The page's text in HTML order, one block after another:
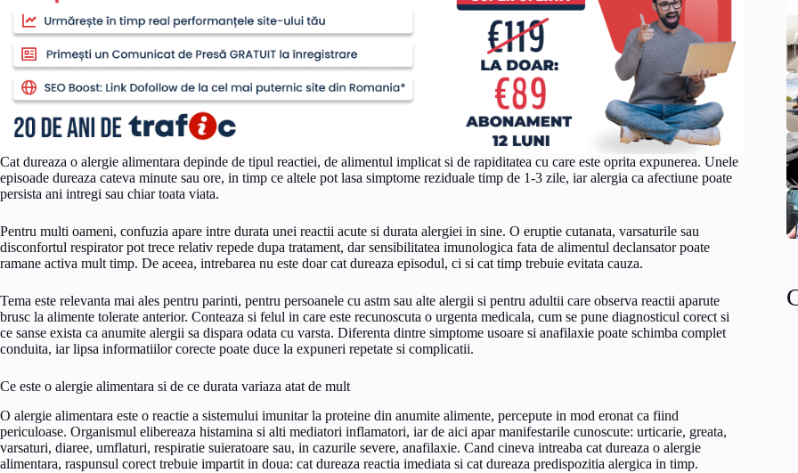
Cat dureaza o alergie alimentara depinde de tipul reactiei, de alimentul implicat si de rapiditatea cu care este oprita expunerea. Unele
episoade dureaza cateva minute sau ore, in timp ce altele pot lasa simptome reziduale timp de 1-3 zile, iar alergia ca afectiune poate
persista ani intregi sau chiar toata viata.
Pentru multi oameni, confuzia apare intre durata unei reactii acute si durata alergiei in sine. O eruptie cutanata, varsaturile sau
disconfortul respirator pot trece relativ repede dupa tratament, dar sensibilitatea imunologica fata de alimentul declansator poate
ramane activa mult timp. De aceea, intrebarea nu este doar cat dureaza episodul, ci si cat timp trebuie evitata cauza.
Tema este relevanta mai ales pentru parinti, pentru persoanele cu astm sau alte alergii si pentru adultii care observa reactii aparute
brusc la alimente tolerate anterior. Conteaza si felul in care este recunoscuta o urgenta medicala, cum se pune diagnosticul corect si
ce sanse exista ca anumite alergii sa dispara odata cu varsta. Diferenta dintre simptome usoare si anafilaxie poate schimba complet
conduita, iar lipsa informatiilor corecte poate duce la expuneri repetate si complicatii.
Ce este o alergie alimentara si de ce durata variaza atat de mult
O alergie alimentara este o reactie a sistemului imunitar la proteine din anumite alimente, percepute in mod eronat ca fiind
periculoase. Organismul elibereaza histamina si alti mediatori inflamatori, iar de aici apar manifestarile cunoscute: urticarie, greata,
varsaturi, diaree, umflaturi, respiratie suieratoare sau, in cazurile severe, anafilaxie. Cand cineva intreaba cat dureaza o alergie
alimentara, raspunsul corect trebuie impartit in doua: cat dureaza reactia imediata si cat dureaza predispozitia alergica in timp.